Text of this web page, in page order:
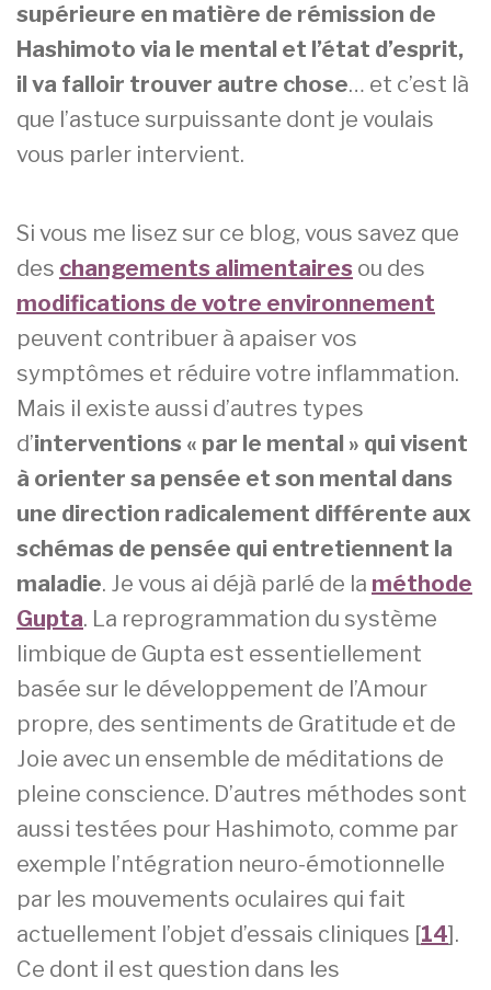
supérieure en matière de rémission de
Hashimoto via le mental et l’état d’esprit,
il va falloir trouver autre chose… et c’est là
que l’astuce surpuissante dont je voulais
vous parler intervient.
Si vous me lisez sur ce blog, vous savez que
des changements alimentaires ou des
modifications de votre environnement
peuvent contribuer à apaiser vos
symptômes et réduire votre inflammation.
Mais il existe aussi d’autres types
d’interventions « par le mental » qui visent
à orienter sa pensée et son mental dans
une direction radicalement différente aux
schémas de pensée qui entretiennent la
maladie. Je vous ai déjà parlé de la méthode
Gupta. La reprogrammation du système
limbique de Gupta est essentiellement
basée sur le développement de l’Amour
propre, des sentiments de Gratitude et de
Joie avec un ensemble de méditations de
pleine conscience. D’autres méthodes sont
aussi testées pour Hashimoto, comme par
exemple l’ntégration neuro-émotionnelle
par les mouvements oculaires qui fait
actuellement l’objet d’essais cliniques [14].
Ce dont il est question dans les